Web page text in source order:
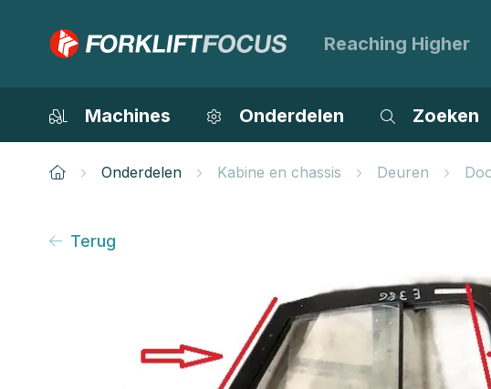
Reaching Higher
Machines Onderdelen Zoeken
Onderdelen Kabine en chassis Deuren
Terug